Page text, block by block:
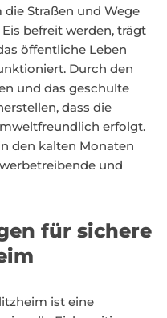
Straßen und Wege
befreit werden, trägt
öffentliche Leben
Durch den
und das geschulte
dass die
erfolgt.
den kalten Monaten
und
für sichere
ist eine